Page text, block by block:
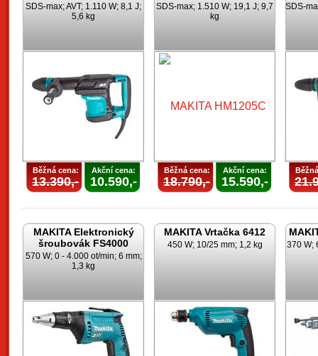
SDS-max; AVT; 1.110 W; 8,1 J;
5,6 kg
Běžná cena:
13.390,-
Akční cena:
10.590,-
SDS-max; 1.510 W; 19,1 J; 9,7
kg
Běžná cena:
18.790,-
Akční cena:
15.590,-
SDS-
MAKITA Elektronický
šroubovák FS4000
570 W; 0 - 4.000 ot/min; 6 mm;
1,3 kg
MAKITA Vrtačka 6412
450 W; 10/25 mm; 1,2 kg 370 W;